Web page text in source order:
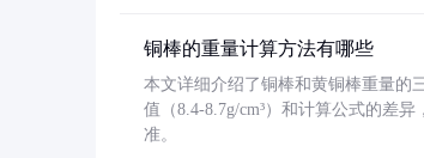
铜棒的重量计算方法有哪些
本文详细介绍了铜棒和黄铜棒重量的
值（8.4-8.7g/cm³）和计算公式的差
准。